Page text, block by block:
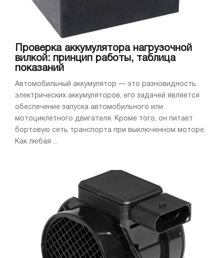
Проверка аккумулятора нагрузочной
вилкой: принцип работы, таблица
показаний
Автомобильный аккумулятор — это разновидность
электрических аккумуляторов, его задачей является
обеспечение запуска автомобильного или
мотоциклетного двигателя. Кроме того, он питает
бортовую сеть транспорта при выключенном моторе.
Как любая ...